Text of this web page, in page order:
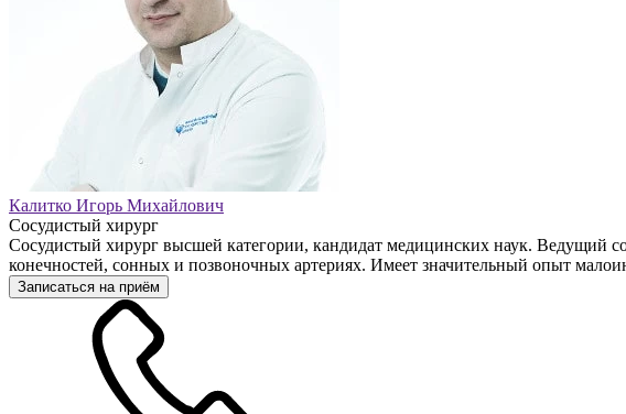
Калитко Игорь Михайлович
Сосудистый хирург
Сосудистый хирург высшей категории, кандидат медицинских наук. Ведущий
конечностей, сонных и позвоночных артериях. Имеет значительный опыт
Записаться на приём